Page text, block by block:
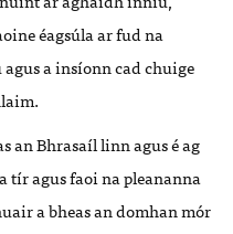
éagsúla ar fud na
a insíonn cad chuige
an Bhrasaíl linn agus é ag
agus faoi na pleananna
a bheas an domhan mór